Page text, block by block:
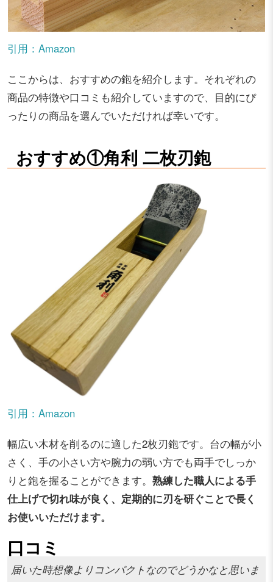
引用：Amazon
ここからは、おすすめの鉋を紹介します。それぞれの
商品の特徴や口コミも紹介していますので、目的にぴ
ったりの商品を選んでいただければ幸いです。
おすすめ①角利 二枚刃鉋
引用：Amazon
幅広い木材を削るのに適した2枚刃鉋です。台の幅が小
さく、手の小さい方や腕力の弱い方でも両手でしっか
りと鉋を握ることができます。 熟練した職人による手
仕上げで切れ味が良く、定期的に刃を研ぐことで長く
お使いいただけます。
口コミ
届いた時想像よりコンパクトなのでどうかなと思いま